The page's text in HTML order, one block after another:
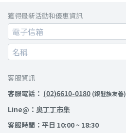
獲得最新活動和優惠資訊
客服資訊
客服電話： (02)6610-0180 (銀髮族友善)
Line@： 奧丁丁市集
客服時間：平日 10:00 ~ 18:30